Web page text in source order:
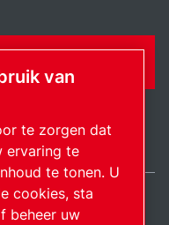
/ NL
van
te zorgen dat
ervaring te
te tonen. U
cookies, sta
beheer uw